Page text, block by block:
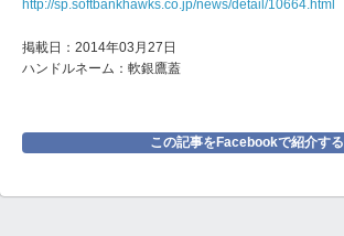
http://sp.softbankhawks.co.jp/news/detail/10664.html
掲載日：2014年03月27日
ハンドルネーム：軟銀鷹蓋
この記事をFacebookで紹介する